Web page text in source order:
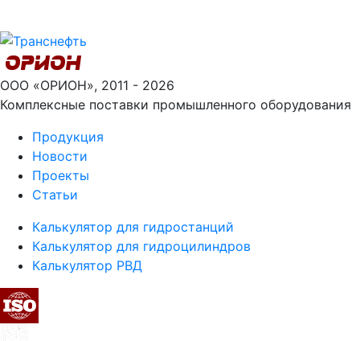
ООО «ОРИОН», 2011 - 2026
Комплексные поставки промышленного оборудования
Продукция
Новости
Проекты
Статьи
Калькулятор для гидростанций
Калькулятор для гидроцилиндров
Калькулятор РВД